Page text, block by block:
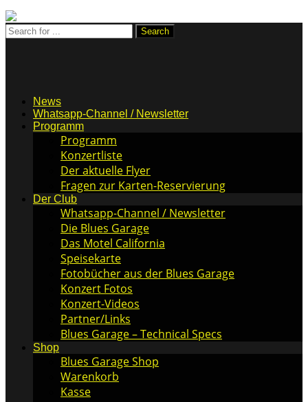
News
Whatsapp-Channel / Newsletter
Programm
Programm
Konzertliste
Der aktuelle Flyer
Fragen zur Karten-Reservierung
Der Club
Whatsapp-Channel / Newsletter
Die Blues Garage
Das Motel California
Speisekarte
Fotobücher aus der Blues Garage
Konzert Fotos
Konzert-Videos
Partner/Links
Blues Garage – Technical Specs
Shop
Blues Garage Shop
Warenkorb
Kasse